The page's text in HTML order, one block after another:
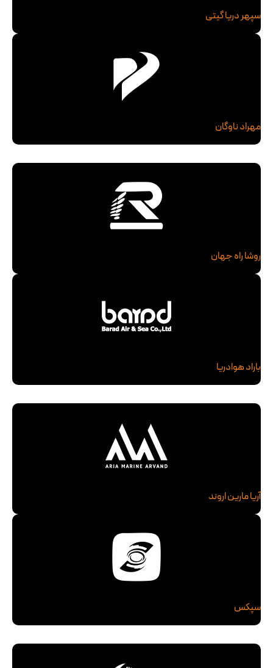
سپهر دریا گیتی
مهراد ناوگان
روشا راه جهان
باراد هوادریا
آریا مارین اروند
سپکس